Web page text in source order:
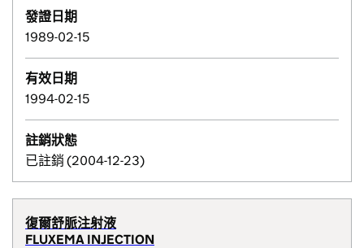
發證日期
1989-02-15
有效日期
1994-02-15
註銷狀態
已註銷 (2004-12-23)
復爾舒脈注射液
FLUXEMA INJECTION